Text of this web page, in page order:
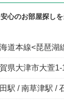
心のお部屋探し
道本線<琵琶湖
県大津市大萱
駅 / 南草津駅 /